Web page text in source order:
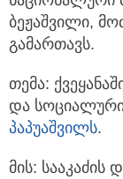
ბეჟაშვილი,
გამართავს.
თემა:
და
პაპუაშვილს.
მის: